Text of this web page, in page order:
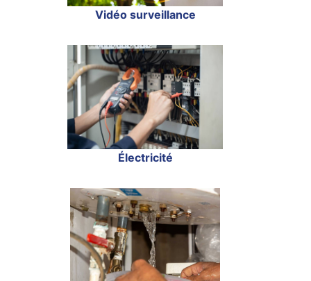
Vidéo surveillance
Électricité